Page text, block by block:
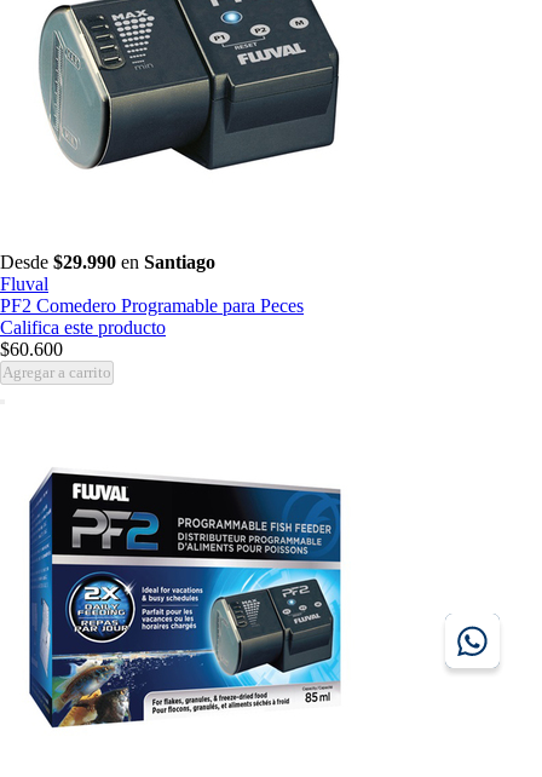
Desde $29.990 en Santiago
Fluval
PF2 Comedero Programable para Peces
Califica este producto
$60.600
Agregar a carrito